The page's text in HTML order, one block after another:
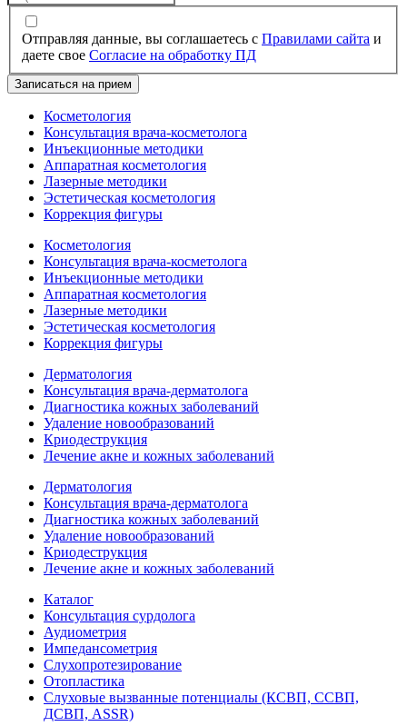
Отправляя данные, вы соглашаетесь с Правилами сайта и
даете свое Согласие на обработку ПД
Записаться на прием
Косметология
Консультация врача-косметолога
Инъекционные методики
Аппаратная косметология
Лазерные методики
Эстетическая косметология
Коррекция фигуры
Косметология
Консультация врача-косметолога
Инъекционные методики
Аппаратная косметология
Лазерные методики
Эстетическая косметология
Коррекция фигуры
Дерматология
Консультация врача-дерматолога
Диагностика кожных заболеваний
Удаление новообразований
Криодеструкция
Лечение акне и кожных заболеваний
Дерматология
Консультация врача-дерматолога
Диагностика кожных заболеваний
Удаление новообразований
Криодеструкция
Лечение акне и кожных заболеваний
Каталог
Консультация сурдолога
Аудиометрия
Импедансометрия
Слухопротезирование
Отопластика
Слуховые вызванные потенциалы (КСВП, ССВП,
ДСВП, ASSR)